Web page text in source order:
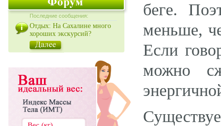
Последние сообщения:
Отдых: На Сахалине много
хороших экскурсий?
беге.
меньше,
Если
можно